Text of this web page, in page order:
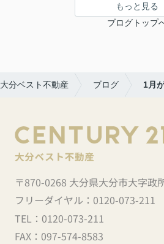
もっと見る
ブログトップ
分ベスト不動産 ブログ 1月
〒870-0268 大分県大分市大字政
フリーダイヤル： 0120-073-211
TEL： 0120-073-211
FAX： 097-574-8583